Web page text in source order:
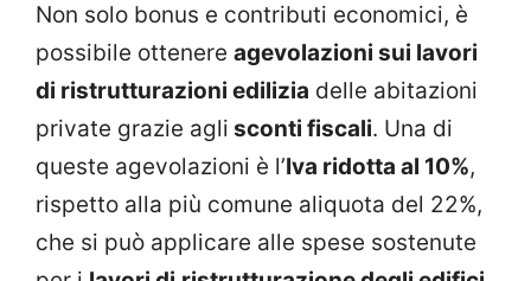
Non solo bonus e contributi economici, è
possibile ottenere agevolazioni sui lavori
di ristrutturazioni edilizia delle abitazioni
private grazie agli sconti fiscali. Una di
queste agevolazioni è l’Iva ridotta al 10%,
rispetto alla più comune aliquota del 22%,
che si può applicare alle spese sostenute